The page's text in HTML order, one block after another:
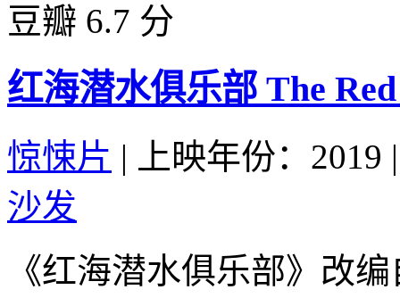
豆瓣 6.7 分
红海潜水俱乐部 The
惊悚片 | 上映年份：2019 |
沙发
《红海潜水俱乐部》改